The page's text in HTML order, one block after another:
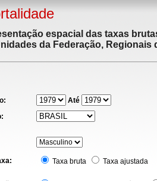
espacial das taxas
da Federação,
Até
Taxa bruta Taxa ajustada